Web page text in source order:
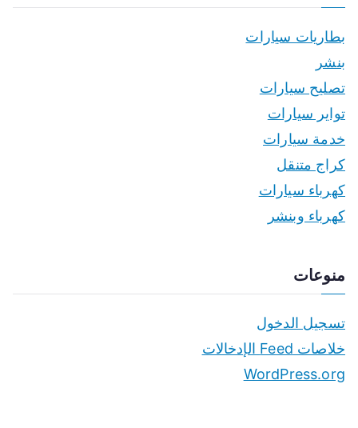
بطاريات سيارات
بنشر
تصليح سيارات
تواير سيارات
خدمة سيارات
كراج متنقل
كهرباء سيارات
كهرباء وبنشر
منوعات
تسجيل الدخول
خلاصات Feed الإدخالات
WordPress.org